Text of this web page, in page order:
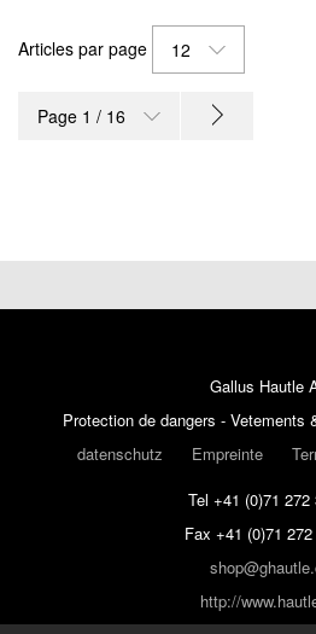
Articles par page 12
Page 1 / 16
Gallus Hautle
Protection de dangers - Vetements
datenschutz
Empreinte
Tel +41 (0)71 272
Fax +41 (0)71 272
http://